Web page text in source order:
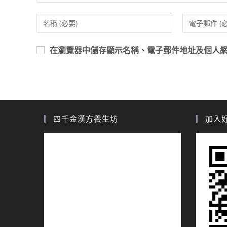
在瀏覽器中儲存顯示名稱、電子郵件地址及個人
四千金漢方養生坊 加入